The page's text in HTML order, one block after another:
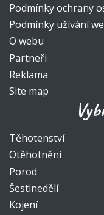
Podmínky ochrany
Podmínky užívání
O webu
Partneři
Reklama
Site map
Těhotenství
Otěhotnění
Porod
Šestinedělí
Kojení